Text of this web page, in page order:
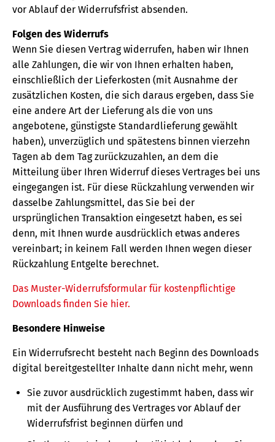
vor Ablauf der Widerrufsfrist absenden.
Folgen des Widerrufs
Wenn Sie diesen Vertrag widerrufen, haben wir Ihnen
alle Zahlungen, die wir von Ihnen erhalten haben,
einschließlich der Lieferkosten (mit Ausnahme der
zusätzlichen Kosten, die sich daraus ergeben, dass Sie
eine andere Art der Lieferung als die von uns
angebotene, günstigste Standardlieferung gewählt
haben), unverzüglich und spätestens binnen vierzehn
Tagen ab dem Tag zurückzuzahlen, an dem die
Mitteilung über Ihren Widerruf dieses Vertrages bei uns
eingegangen ist. Für diese Rückzahlung verwenden wir
dasselbe Zahlungsmittel, das Sie bei der
ursprünglichen Transaktion eingesetzt haben, es sei
denn, mit Ihnen wurde ausdrücklich etwas anderes
vereinbart; in keinem Fall werden Ihnen wegen dieser
Rückzahlung Entgelte berechnet.
Das Muster-Widerrufsformular für kostenpflichtige
Downloads finden Sie hier.
Besondere Hinweise
Ein Widerrufsrecht besteht nach Beginn des Downloads
digital bereitgestellter Inhalte dann nicht mehr, wenn
Sie zuvor ausdrücklich zugestimmt haben, dass wir
mit der Ausführung des Vertrages vor Ablauf der
Widerrufsfrist beginnen dürfen und